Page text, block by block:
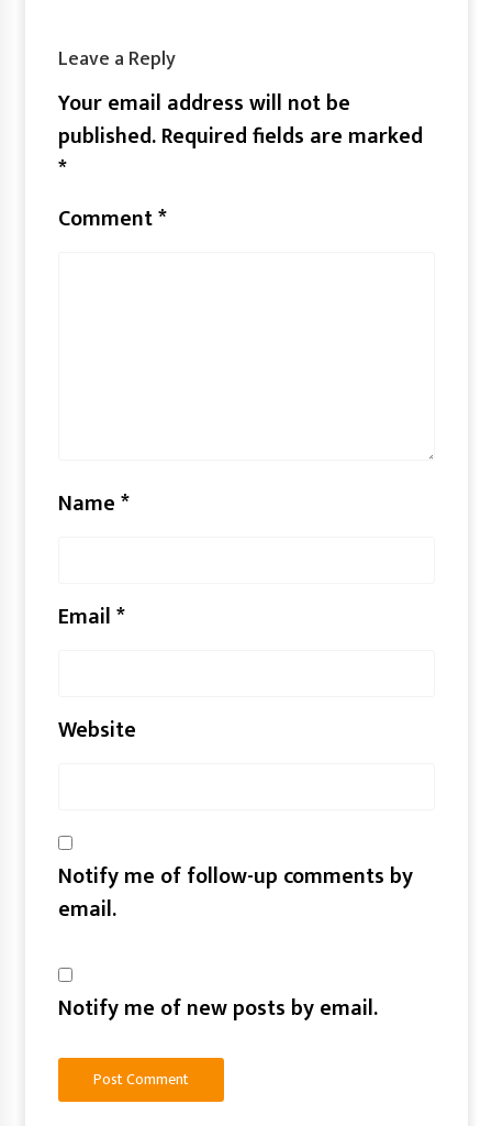
Leave a Reply
Your email address will not be
published.Required fields are marked
*
Comment*
Name*
Email*
Website
Notify me of follow-up comments by
email.
Notify me of new posts by email.